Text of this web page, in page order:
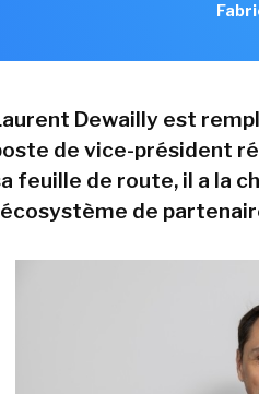
Dewailly est
de vice-président
feuille de route, il a la
de